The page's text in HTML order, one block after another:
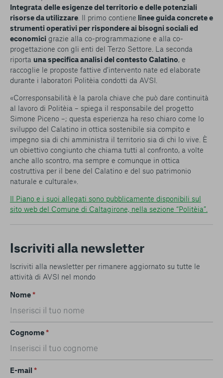
Integrata delle esigenze del territorio e delle potenziali
risorse da utilizzare . Il primo contiene linee guida concrete e
strumenti operativi per rispondere ai bisogni sociali ed
economici grazie alla co-programmazione e alla co-
progettazione con gli enti del Terzo Settore. La seconda
riporta una specifica analisi del contesto Calatino , e
raccoglie le proposte fattive d’intervento nate ed elaborate
durante i laboratori Politèia condotti da AVSI.
«Corresponsabilità è la parola chiave che può dare continuità
al lavoro di Politèia – spiega il responsabile del progetto
Simone Piceno –; questa esperienza ha reso chiaro come lo
sviluppo del Calatino in ottica sostenibile sia compito e
impegno sia di chi amministra il territorio sia di chi lo vive. È
un obiettivo congiunto che chiama tutti al confronto, a volte
anche allo scontro, ma sempre e comunque in ottica
costruttiva per il bene del Calatino e del suo patrimonio
naturale e culturale».
Il Piano e i suoi allegati sono pubblicamente disponibili sul
sito web del Comune di Caltagirone, nella sezione “Politèia”.
Iscriviti alla newsletter
Iscriviti alla newsletter per rimanere aggiornato su tutte le
attività di AVSI nel mondo
Nome*
Cognome*
E-mail*